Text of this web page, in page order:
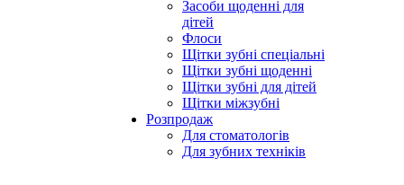
Засоби щоденні для
дітей
Флоси
Щітки зубні спеціальні
Щітки зубні щоденні
Щітки зубні для дітей
Щітки міжзубні
Розпродаж
Для стоматологів
Для зубних техніків